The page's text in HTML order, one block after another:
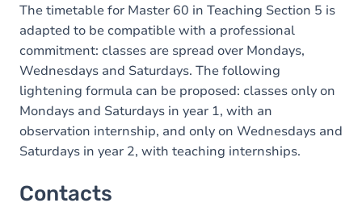
The timetable for Master 60 in Teaching Section 5 is
adapted to be compatible with a professional
commitment: classes are spread over Mondays,
Wednesdays and Saturdays. The following
lightening formula can be proposed: classes only on
Mondays and Saturdays in year 1, with an
observation internship, and only on Wednesdays and
Saturdays in year 2, with teaching internships.
Contacts